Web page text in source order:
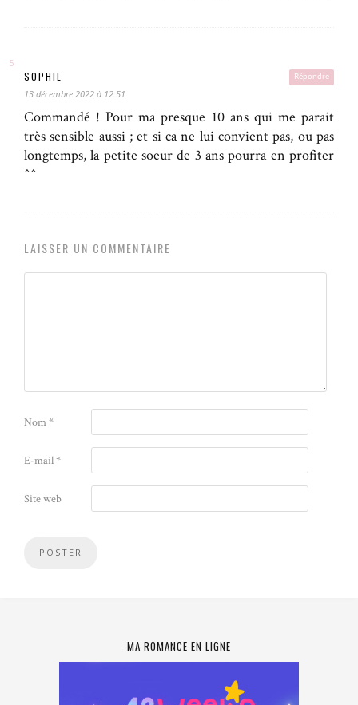
Répondre
SOPHIE
13 décembre 2022 à 12:51
Commandé ! Pour ma presque 10 ans qui me parait
très sensible aussi ; et si ca ne lui convient pas, ou pas
longtemps, la petite soeur de 3 ans pourra en profiter
^^
LAISSER UN COMMENTAIRE
Nom*
E-mail*
Site web
MA ROMANCE EN LIGNE